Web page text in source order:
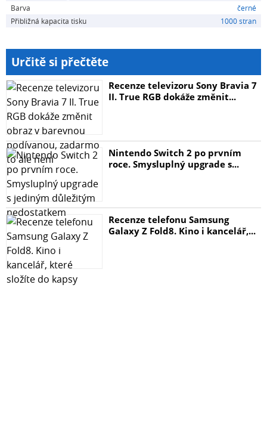
Barva
černé
Přibližná kapacita tisku
1000 stran
Určitě si přečtěte
Recenze televizoru Sony Bravia 7
II. True RGB dokáže změnit...
Nintendo Switch 2 po prvním
roce. Smysluplný upgrade s...
Recenze telefonu Samsung
Galaxy Z Fold8. Kino i kancelář,...